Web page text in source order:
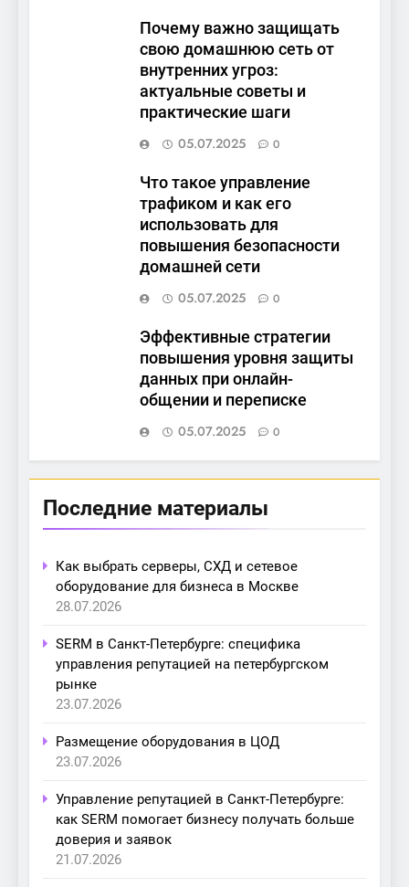
Почему важно защищать
свою домашнюю сеть от
внутренних угроз:
актуальные советы и
практические шаги
05.07.2025
0
Что такое управление
трафиком и как его
использовать для
повышения безопасности
домашней сети
05.07.2025
0
Эффективные стратегии
повышения уровня защиты
данных при онлайн-
общении и переписке
05.07.2025
0
Последние материалы
Как выбрать серверы, СХД и сетевое
оборудование для бизнеса в Москве
28.07.2026
SERM в Санкт-Петербурге: специфика
управления репутацией на петербургском
рынке
23.07.2026
Размещение оборудования в ЦОД
23.07.2026
Управление репутацией в Санкт-Петербурге:
как SERM помогает бизнесу получать больше
доверия и заявок
21.07.2026